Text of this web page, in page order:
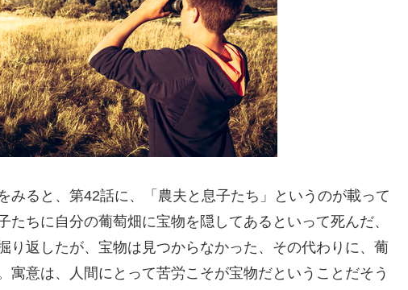
みると、第42話に、「農夫と息子たち」というのが載って
たちに自分の葡萄畑に宝物を隠してあるといって死んだ、
り返したが、宝物は見つからなかった、その代わりに、葡
寓意は、人間にとって苦労こそが宝物だということだそう